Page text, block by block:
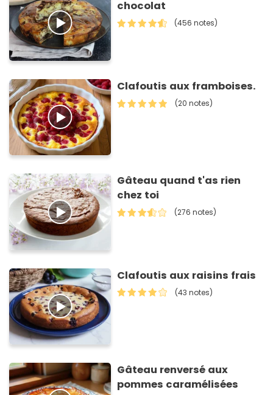
chocolat
(456 notes)
Clafoutis aux framboises.
(20 notes)
Gâteau quand t'as rien
chez toi
(276 notes)
Clafoutis aux raisins frais
(43 notes)
Gâteau renversé aux
pommes caramélisées